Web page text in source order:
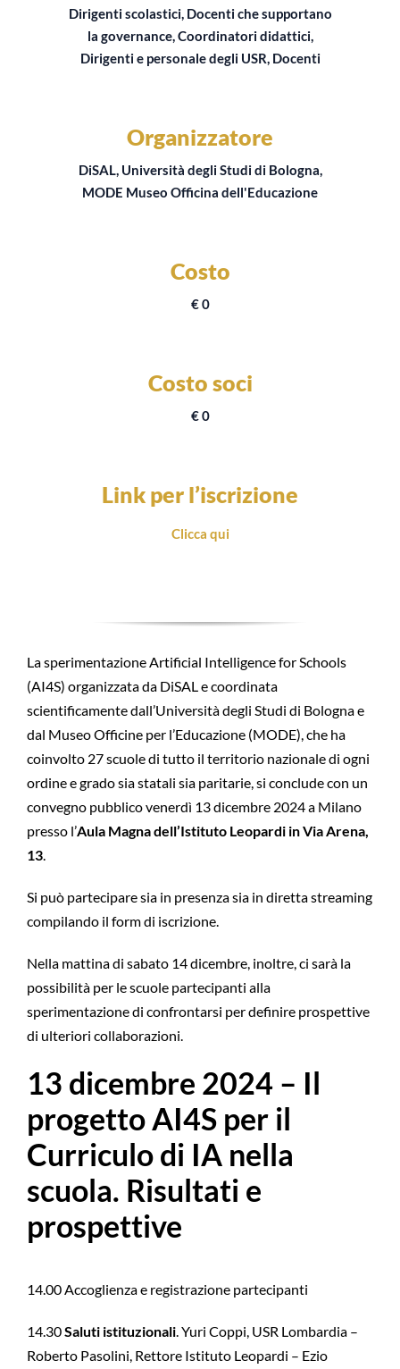
Dirigenti scolastici, Docenti che supportano
la governance, Coordinatori didattici,
Dirigenti e personale degli USR, Docenti
Organizzatore
DiSAL, Università degli Studi di Bologna,
MODE Museo Officina dell'Educazione
Costo
€ 0
Costo soci
€ 0
Link per l’iscrizione
Clicca qui
La sperimentazione Artificial Intelligence for Schools
(AI4S) organizzata da DiSAL e coordinata
scientificamente dall’Università degli Studi di Bologna e
dal Museo Officine per l’Educazione (MODE), che ha
coinvolto 27 scuole di tutto il territorio nazionale di ogni
ordine e grado sia statali sia paritarie, si conclude con un
convegno pubblico venerdì 13 dicembre 2024 a Milano
presso l’Aula Magna dell’Istituto Leopardi in Via Arena,
13.
Si può partecipare sia in presenza sia in diretta streaming
compilando il form di iscrizione.
Nella mattina di sabato 14 dicembre, inoltre, ci sarà la
possibilità per le scuole partecipanti alla
sperimentazione di confrontarsi per definire prospettive
di ulteriori collaborazioni.
13 dicembre 2024 – Il
progetto AI4S per il
Curriculo di IA nella
scuola. Risultati e
prospettive
14.00 Accoglienza e registrazione partecipanti
14.30Saluti istituzionali. Yuri Coppi, USR Lombardia –
Roberto Pasolini, Rettore Istituto Leopardi – Ezio